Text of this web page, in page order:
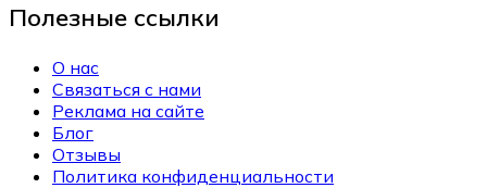
Полезные ссылки
О нас
Связаться с нами
Реклама на сайте
Блог
Отзывы
Политика конфиденциальности